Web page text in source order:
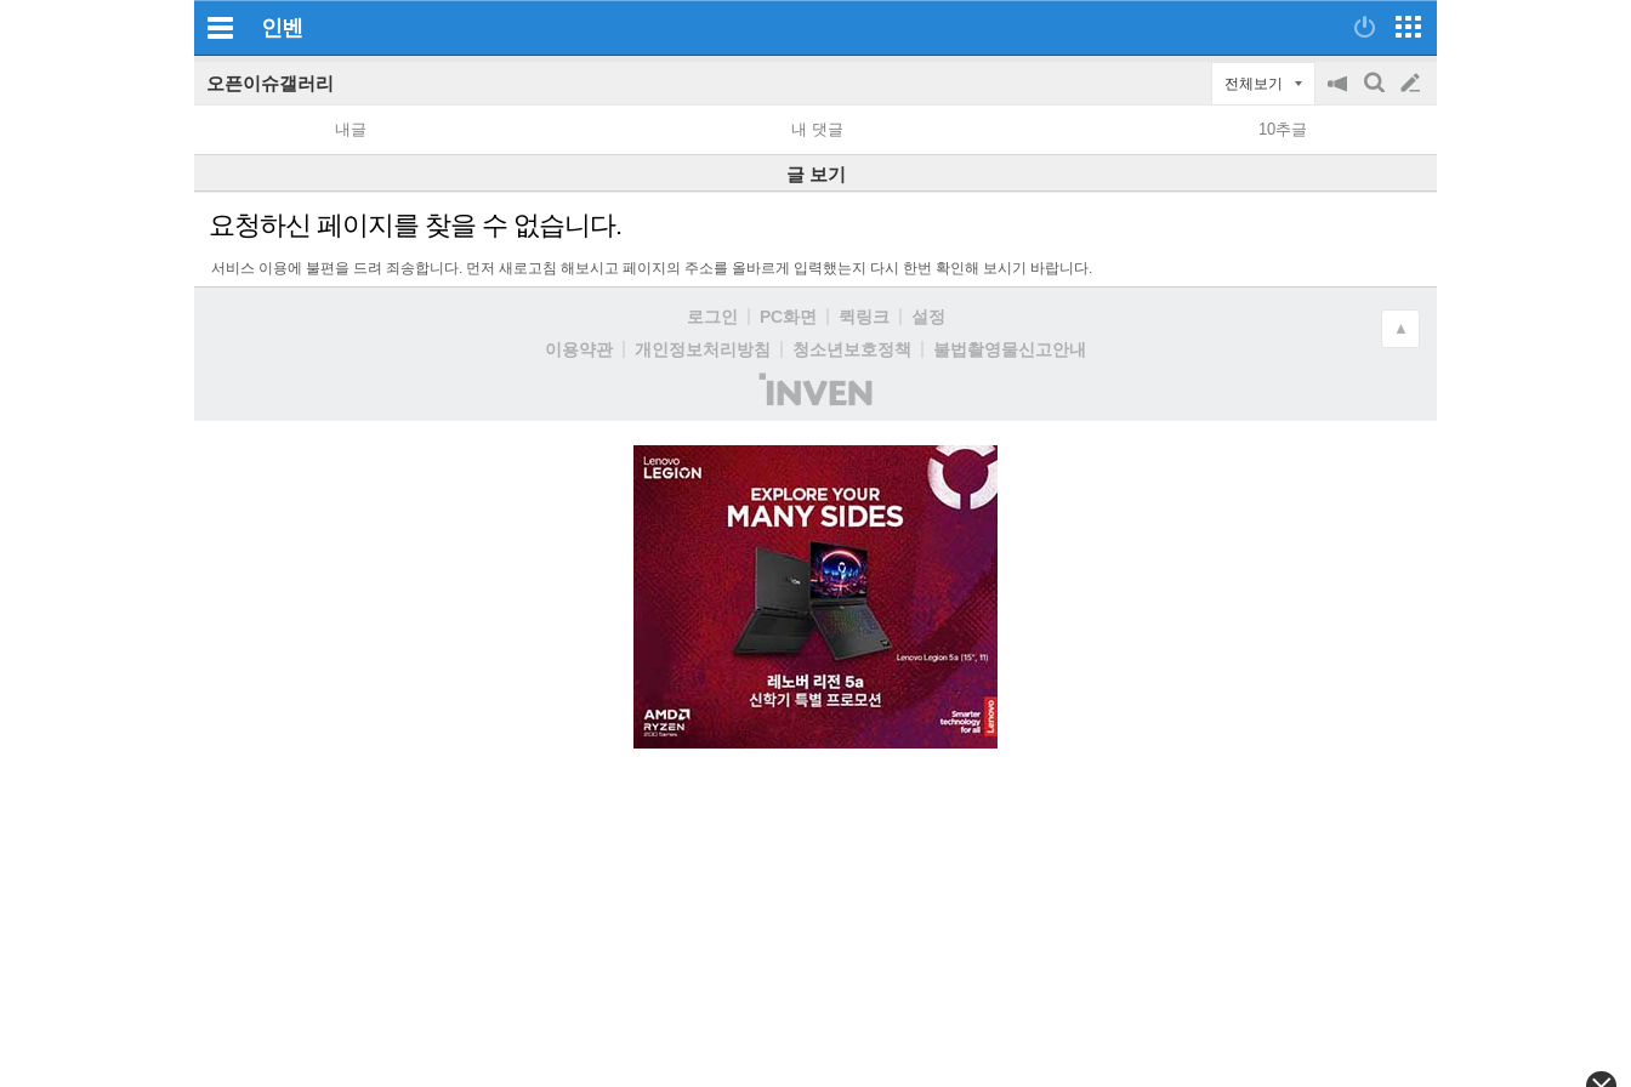
인벤
오픈이슈갤러리 전체보기
공
on/off
검
글
쓰
기
내글 내 댓글 10추글
글 보기
요청하신 페이지를 찾을 수 없습니다.
서비스 이용에 불편을 드려 죄송합니다. 먼저 새로고침 해보시고 페이지의 주소를 올바르게 입력했는지 다시 한번 확인해 보시기 바랍니다.
로그인 PC화면 퀵링크
설정
이용약관
개인정보처리방침 청소년보호정책
불법촬영물신고안내
(주)
인
▲